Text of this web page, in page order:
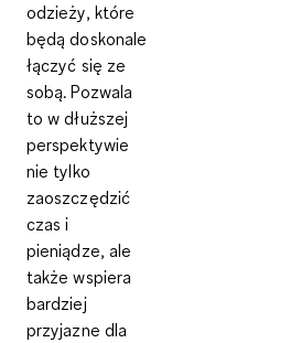
odzieży, które
będą doskonale
łączyć się ze
sobą. Pozwala
to w dłuższej
perspektywie
nie tylko
zaoszczędzić
czas i
pieniądze, ale
także wspiera
bardziej
przyjazne dla